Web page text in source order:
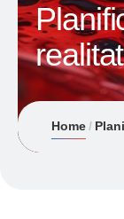
Home